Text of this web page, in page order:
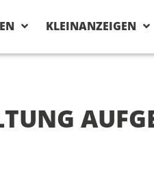
KLEINANZEIGEN